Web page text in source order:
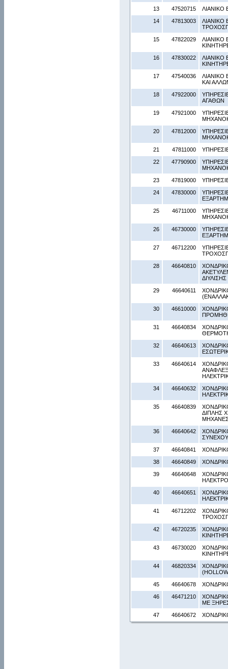
13
47520715
14
47813003
15
47822029
16
47830022
17
47540036
ΛΙΑΝΙΚΟ
ΚΑΙ
18
47922000
ΑΓΑΘΩΝ
19
47921000
20
47812000
21
47811000
22
47790900
23
47819000
24
47830000
25
46711000
26
46730000
27
46712200
28
46640810
ΔΙΥΛΙΣΗΣ
29
46640611
30
46610000
31
46640834
32
46640613
33
46640614
34
46640632
35
46640839
ΔΙΠΛΗΣ
36
46640642
37
46640841
38
46640849
39
46640648
40
46640651
41
46712202
42
46720235
43
46730020
44
46820334
45
46640678
46
46471210
ΜΕ
47
46640672